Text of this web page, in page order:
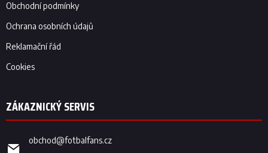
Obchodní podmínky
Ochrana osobních údajů
Reklamační řád
Cookies
obchod@fotbalfans.cz